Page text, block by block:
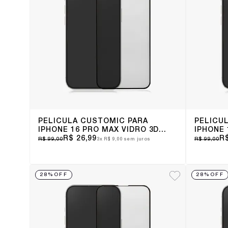
PELÍCULA CUSTOMIC PARA
IPHONE 16 PRO MAX VIDRO 3D
COM BORDA
R$ 99,00R$ 26,99 3x R$ 9,00 sem juros
IPHONE
BORDA
R$ 99,00
28%OFF 28%OFF